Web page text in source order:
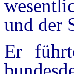
und der
Er